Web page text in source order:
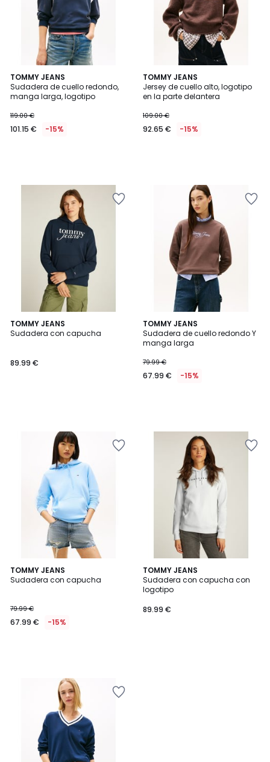
TOMMY JEANS
Sudadera de cuello redondo,
manga larga, logotipo
119.00 €
101.15 € -15%
TOMMY JEANS
Jersey de cuello alto, logotipo
en la parte delantera
109.00 €
92.65 € -15%
TOMMY JEANS
Sudadera con capucha
89.99 €
TOMMY JEANS
Sudadera de cuello redondo Y
manga larga
79.99 €
67.99 € -15%
TOMMY JEANS
Sudadera con capucha
79.99 €
67.99 € -15%
TOMMY JEANS
Sudadera con capucha con
logotipo
89.99 €